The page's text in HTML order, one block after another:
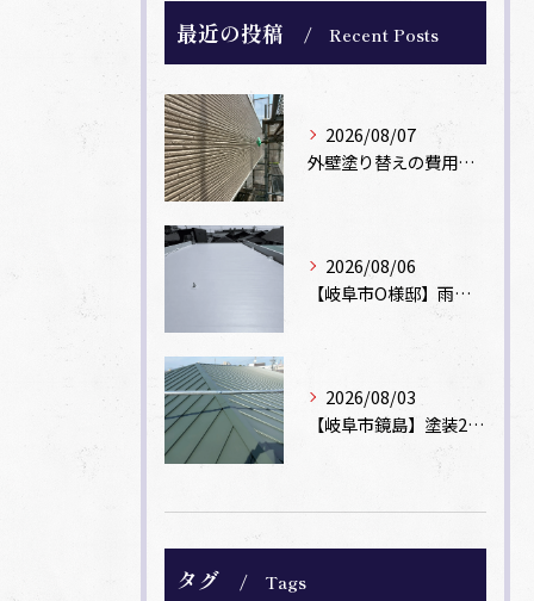
最近の投稿 Recent Posts
2026/08/07
外壁塗り替えの費用相場は？坪数別の価格目安と安く抑えるコツ【一級塗装士解説】
2026/08/06
【岐阜市O様邸】雨漏りを解消！塩ビシート機械固定工法による屋根防水工事
2026/08/03
【岐阜市鏡島】塗装2回のカラーベスト屋根をカバー工法でガルバリウム鋼板に改修！
タグ Tags